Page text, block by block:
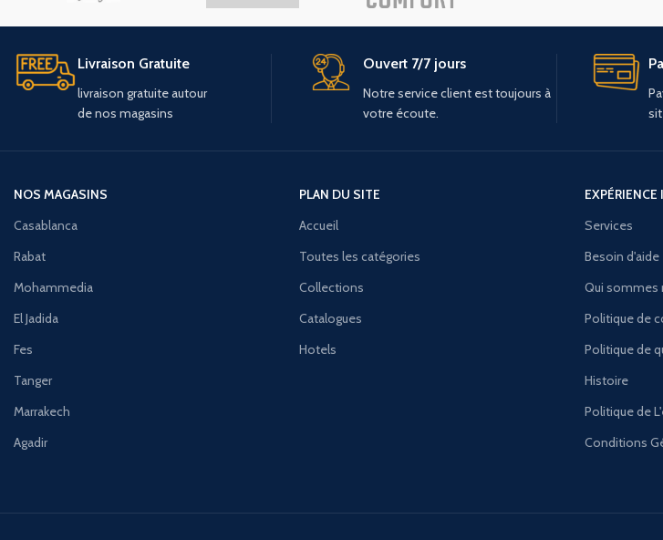
Livraison Gratuite
livraison gratuiteautour
denos magasins
Ouvert 7/7 jours
Notre service client est toujours à
votre écoute.
NOS MAGASINS
Casablanca
Rabat
Mohammedia
El Jadida
Fes
Tanger
Marrakech
Agadir
PLAN DU SITE
Accueil
Toutes les catégories
Collections
Catalogues
Hotels
Services
Besoin d'aide
Qui sommes
Politique de
Politique de
Histoire
Politique de
Conditions